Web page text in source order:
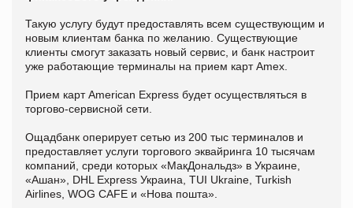
Такую услугу будут предоставлять всем существующим и
новым клиентам банка по желанию. Существующие
клиенты смогут заказать новый сервис, и банк настроит
уже работающие терминалы на прием карт Amex.
Прием карт American Express будет осуществляться в
торгово-сервисной сети.
Ощадбанк оперирует сетью из 200 тыс терминалов и
предоставляет услуги торгового эквайринга 10 тысячам
компаний, среди которых «МакДональдз» в Украине,
«Ашан», DHL Express Украина, TUI Ukraine, Turkish
Airlines, WOG CAFE и «Нова пошта».